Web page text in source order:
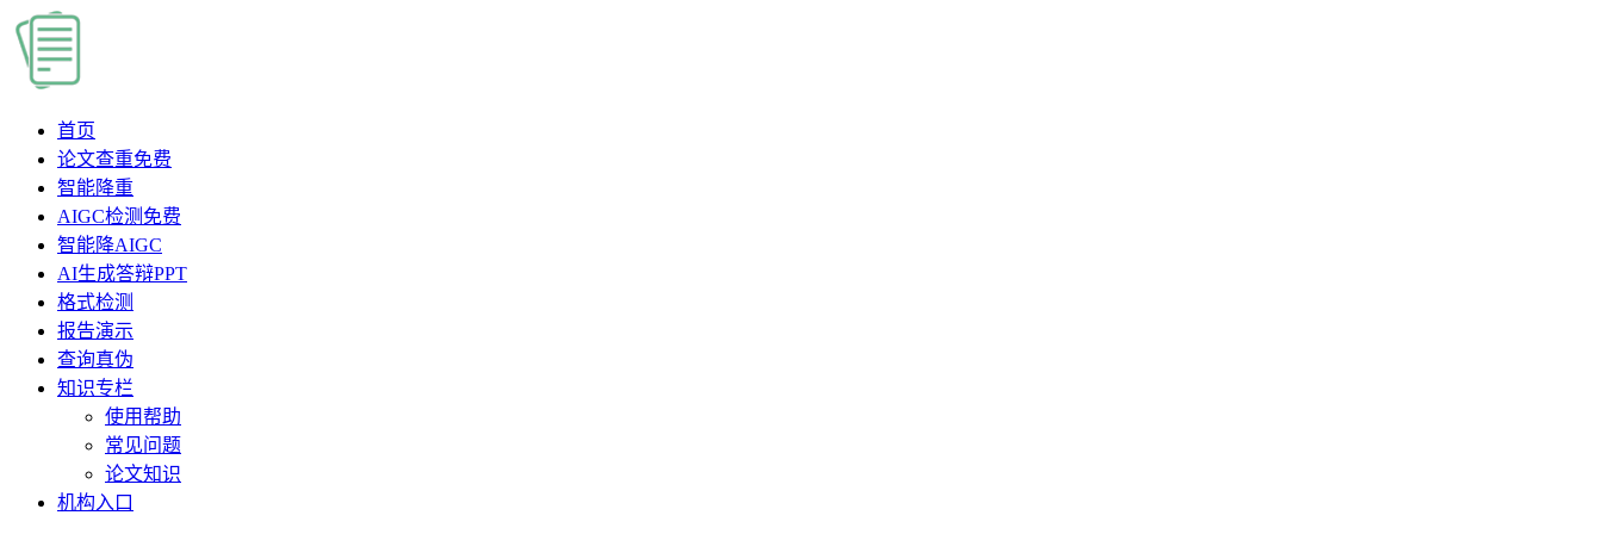
首页
论文查重免费
智能降重
AIGC检测 免费
智能降AIGC
AI生成答辩PPT
格式检测
报告演示
查询真伪
知识专栏
使用帮助
常见问题
论文知识
机构入口